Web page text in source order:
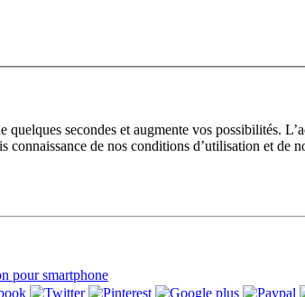
secondes et augmente vos possibilités.
connaissance de nos conditions d’utilisation et
pour smartphone